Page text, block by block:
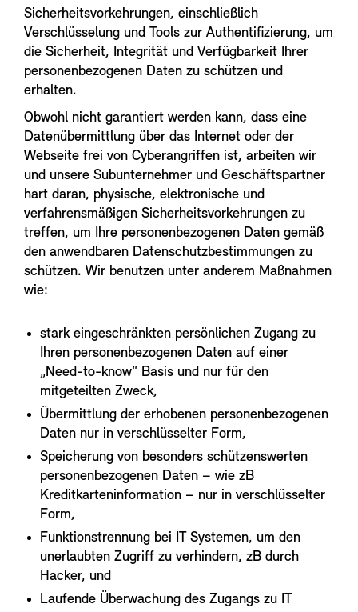
Sicherheitsvorkehrungen, einschließlich
Verschlüsselung und Tools zur Authentifizierung, um
die Sicherheit, Integrität und Verfügbarkeit Ihrer
personenbezogenen Daten zu schützen und
erhalten.
Obwohl nicht garantiert werden kann, dass eine
Datenübermittlung über das Internet oder der
Webseite frei von Cyberangriffen ist, arbeiten wir
und unsere Subunternehmer und Geschäftspartner
hart daran, physische, elektronische und
verfahrensmäßigen Sicherheitsvorkehrungen zu
treffen, um Ihre personenbezogenen Daten gemäß
den anwendbaren Datenschutzbestimmungen zu
schützen. Wir benutzen unter anderem Maßnahmen
wie:
stark eingeschränkten persönlichen Zugang zu
Ihren personenbezogenen Daten auf einer
„Need-to-know“ Basis und nur für den
mitgeteilten Zweck,
Übermittlung der erhobenen personenbezogenen
Daten nur in verschlüsselter Form,
Speicherung von besonders schützenswerten
personenbezogenen Daten – wie zB
Kreditkarteninformation – nur in verschlüsselter
Form,
Funktionstrennung bei IT Systemen, um den
unerlaubten Zugriff zu verhindern, zB durch
Hacker, und
Laufende Überwachung des Zugangs zu IT